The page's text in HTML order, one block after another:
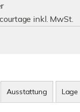
inkl. MwSt.
Ausstattung Lage